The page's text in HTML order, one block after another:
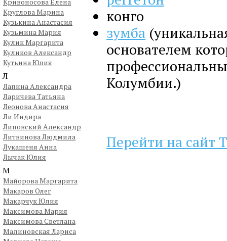
Круглова Марина
Кузькина Анастасия
Кузьмина Мария
Кулик Маргарита
Куликов Александр
Кутьина Юлия
Л
Лапина Александра
Ларичева Татьяна
Леонова Анастасия
Ли Индира
Липовский Александр
Литвинова Людмила
Лукашеня Анна
Лычак Юлия
М
Майорова Маргарита
Макаров Олег
Макарчук Юлия
Максимова Мария
Максимова Светлана
Малиновская Лариса
конго
зумба
основателем
Колумбии.)
Перейти на сайт